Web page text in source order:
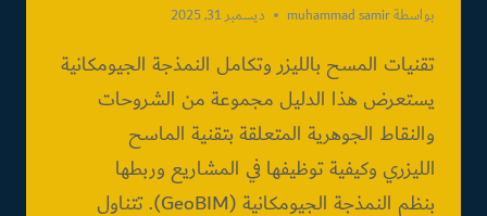
بواسطةmuhammad samir ديسمبر 31, 2025
تقنيات المسح بالليزر وتكامل النمذجة الجيومكانية
يستعرض هذا الدليل مجموعة من الشروحات
والنقاط الجوهرية المتعلقة بتقنية الماسح
الليزري وكيفية توظيفها في المشاريع وربطها
بنظم النمذجة الجيومكانية (GeoBIM). تتناول